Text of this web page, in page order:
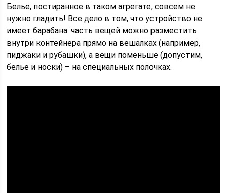
Белье, постиранное в таком агрегате, совсем не
нужно гладить! Все дело в том, что устройство не
имеет барабана: часть вещей можно разместить
внутри контейнера прямо на вешалках (например,
пиджаки и рубашки), а вещи поменьше (допустим,
белье и носки) – на специальных полочках.